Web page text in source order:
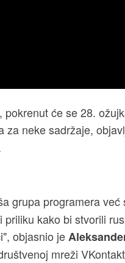
, pokrenut će se 28.
za neke sadržaje,
grupa programera
kako bi stvorili
objasnio je
mreži